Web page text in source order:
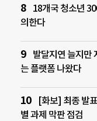
18개국 청소년
의한다
발달지연 늘지만
는 플랫폼 나왔다
[화보] 최종 발
별 과제 막판 점검